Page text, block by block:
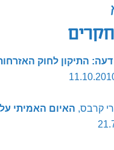
התיקון לחוק
קרבס, האיום האמיתי